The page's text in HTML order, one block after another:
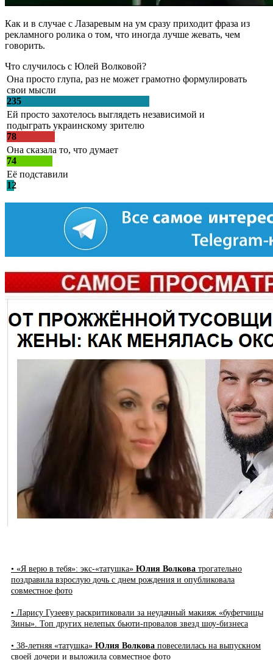
Как и в случае с Лазаревым на ум сразу приходит фраза из
рекламного ролика о том, что иногда лучше жевать, чем
говорить.
Что случилось с Юлей Волковой?
Она просто глупа, раз не может грамотно формулировать
свои мысли
235
Ей просто захотелось выглядеть независимой и
подыграть украинскому зрителю
78
Она сказала то, что думает
74
Её подставили
12
• «Я верю в тебя»: экс-«татушка» Юлия Волкова трогательно
поздравила взрослую дочь с днем рождения и опубликовала
совместное фото
• Ларису Гузееву раскритиковали за неудачный макияж «буфетчицы
Зины». Топ других нелепых бьюти-провалов звезд шоу-бизнеса
• 38-летняя «татушка» Юлия Волкова повеселилась на выпускном
своей дочери и выложила совместное фото